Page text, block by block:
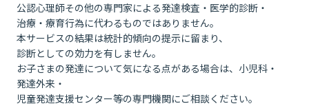
公認心理師その他の専門家による発達検査・医学的診断・
治療・療育行為に代わるものではありません。
本サービスの結果は統計的傾向の提示に留まり、
診断としての効力を有しません。
お子さまの発達について気になる点がある場合は、小児科・
発達外来・
児童発達支援センター等の専門機関にご相談ください。